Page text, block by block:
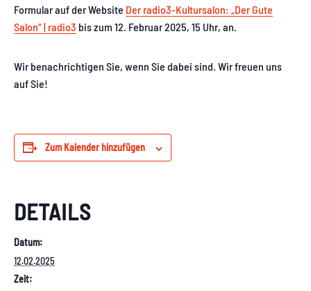
Formular auf der Website Der radio3-Kultursalon: „Der Gute
Salon“ | radio3 bis zum 12. Februar 2025, 15 Uhr, an.
Wir benachrichtigen Sie, wenn Sie dabei sind. Wir freuen uns
auf Sie!
Zum Kalender hinzufügen
DETAILS
Datum:
12.02.2025
Zeit: